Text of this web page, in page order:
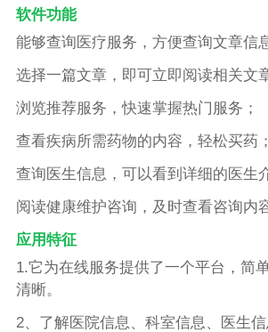
软件功能
能够查询医疗服务，方便查询文章信
选择一篇文章，即可立即阅读相关文
浏览推荐服务，快速掌握热门服务；
查看疾病所需药物的内容，轻松买药；
查询医生信息，可以看到详细的医生
阅读健康维护咨询，及时查看咨询内
应用特征
1.它为在线服务提供了一个平台，简
清晰。
2、了解医院信息、科室信息、医生信